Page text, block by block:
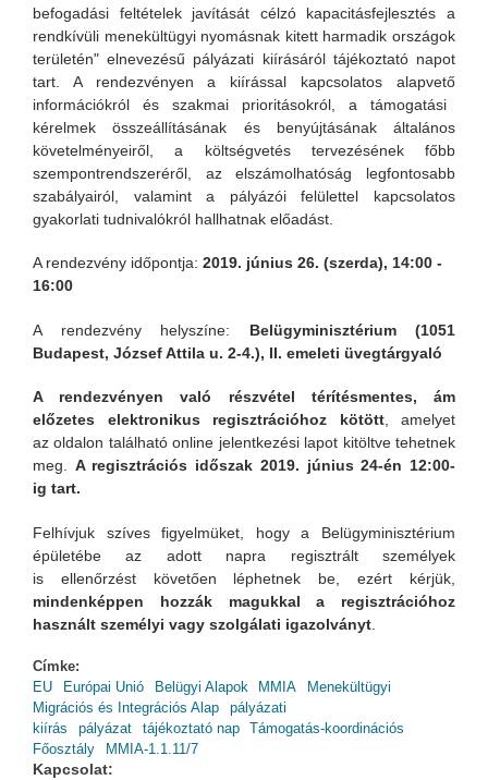
befogadási feltételek javítását célzó kapacitásfejlesztés a
rendkívüli menekültügyi nyomásnak kitett harmadik országok
területén" elnevezésű pályázati kiírásáról tájékoztató napot
tart. A rendezvényen a kiírással kapcsolatos alapvető
információkról és szakmai prioritásokról, a támogatási
kérelmek összeállításának és benyújtásának általános
követelményeiről, a költségvetés tervezésének főbb
szempontrendszeréről, az elszámolhatóság legfontosabb
szabályairól, valamint a pályázói felülettel kapcsolatos
gyakorlati tudnivalókról hallhatnak előadást.
A rendezvény időpontja: 2019. június 26. (szerda), 14:00 -
16:00
A rendezvény helyszíne: Belügyminisztérium (1051
Budapest, József Attila u. 2-4.), II. emeleti üvegtárgyaló
A rendezvényen való részvétel térítésmentes,
ám
előzetes elektronikus regisztrációhoz kötött, amelyet
az oldalon található online jelentkezési lapot kitöltve tehetnek
meg. A regisztrációs időszak 2019. június 24-én 12:00-
ig tart.
Felhívjuk szíves figyelmüket, hogy a Belügyminisztérium
épületébe az adott napra regisztrált személyek
is ellenőrzést követően léphetnek be, ezért kérjük,
mindenképpen hozzák magukkal a regisztrációhoz
használt személyi vagy szolgálati igazolványt
Címke:
EU
Európai Unió Belügyi Alapok MMIA
Menekültügyi
Migrációs és Integrációs Alap
pályázati
kiírás
pályázat tájékoztató nap
Támogatás-koordinációs
Főosztály
MMIA-1.1.11/7
Kapcsolat: